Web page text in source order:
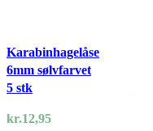
Karabinhagelåse
6mm sølvfarvet
5 stk
kr.12,95